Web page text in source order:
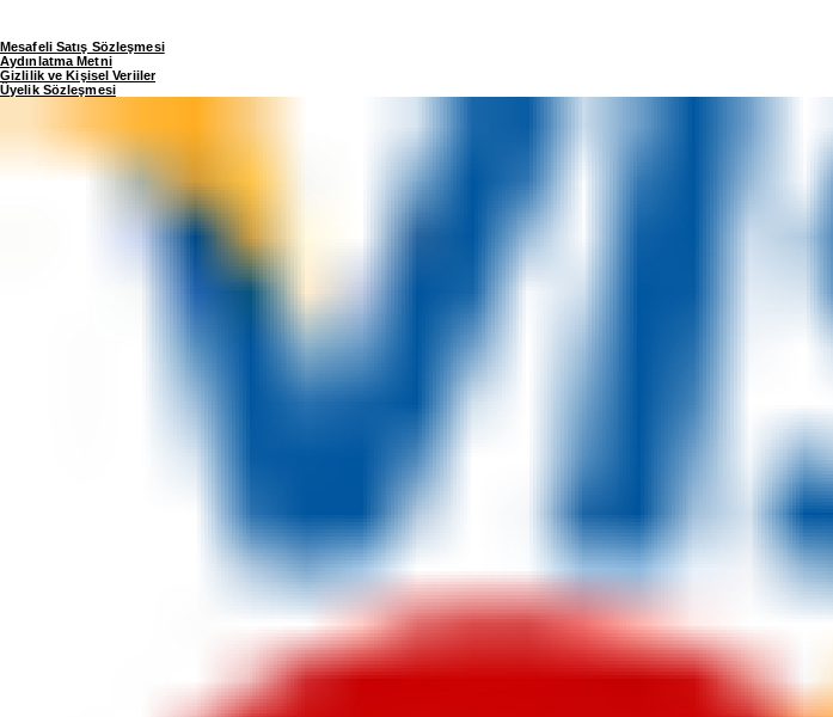
Mesafeli Satış Sözleşmesi
Aydınlatma Metni
Gizlilik ve Kişisel Veriiler
Üyelik Sözleşmesi